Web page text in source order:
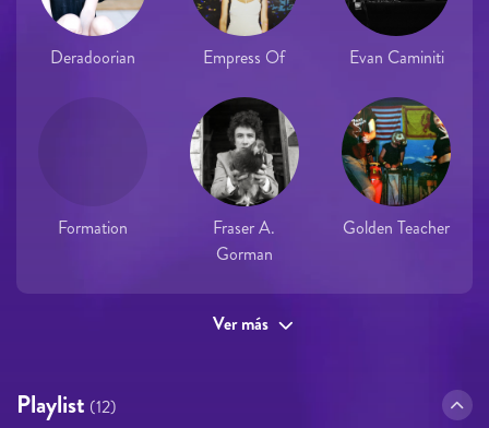
Deradoorian Empress Of Evan Caminiti
Formation
Fraser A.
Gorman
Golden Teacher
Ver más
Playlist (12)